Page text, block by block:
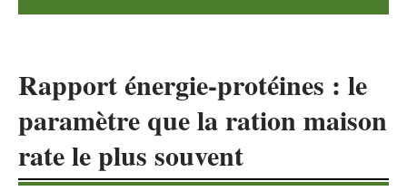
Rapport énergie-protéines : le
paramètre que la ration maison
rate le plus souvent